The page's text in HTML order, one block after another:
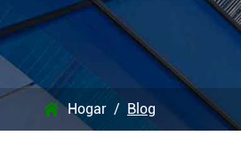
 Hogar Blog